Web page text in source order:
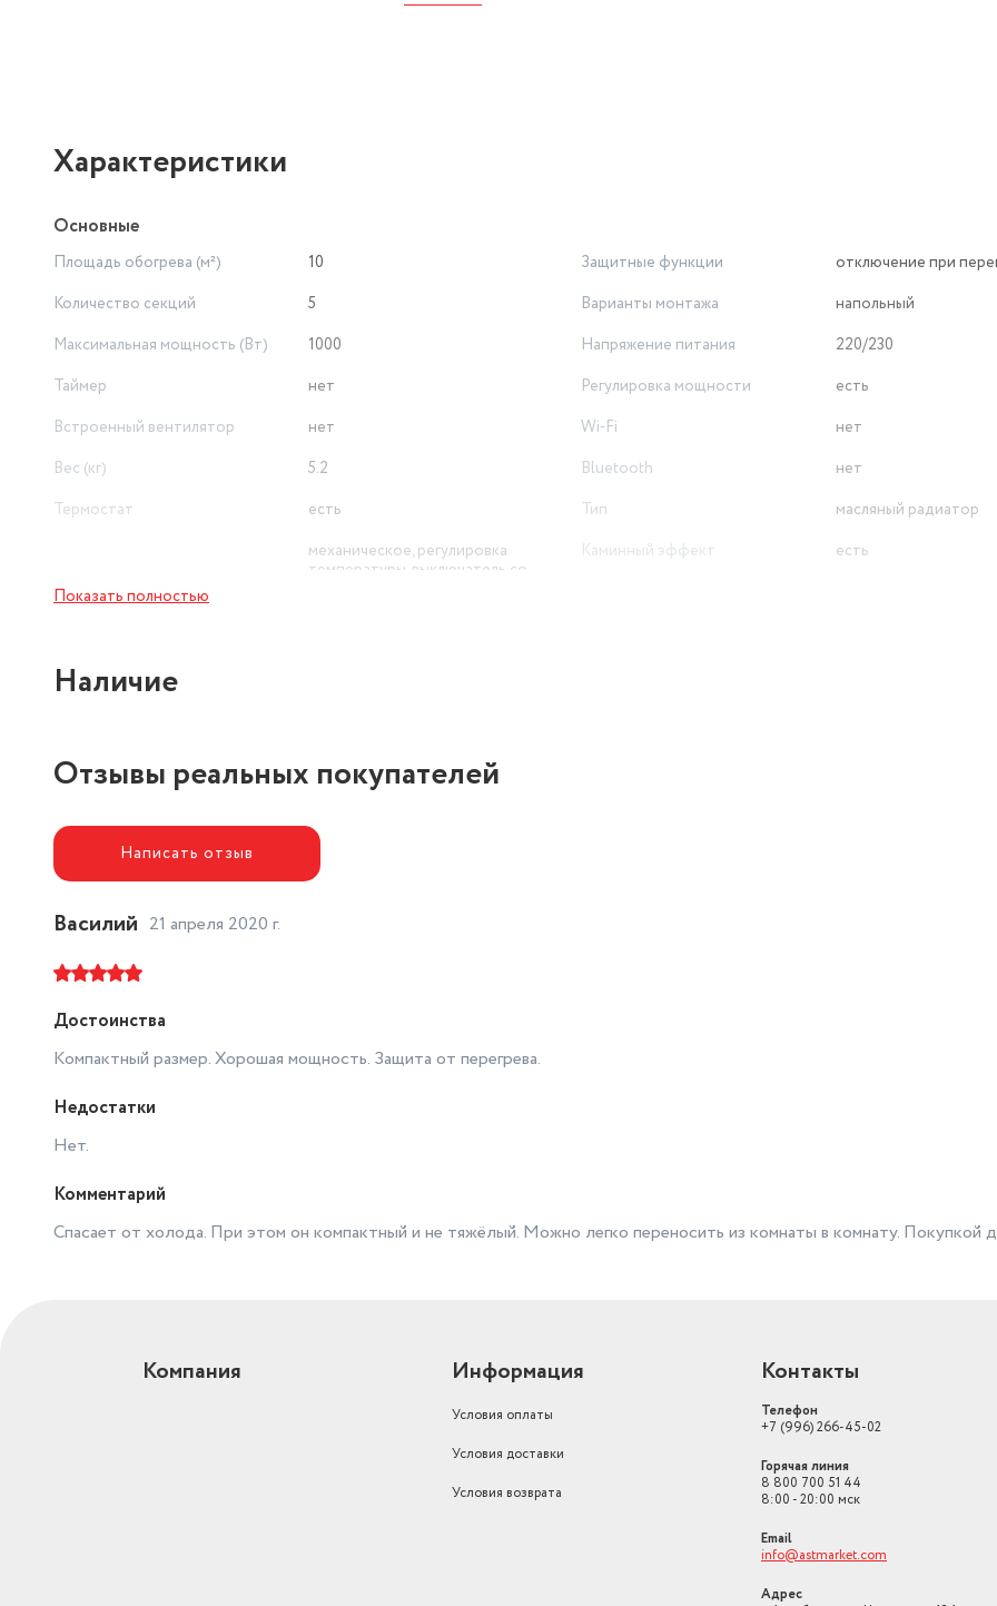
Характеристики
Основные
Площадь обогрева (м²)
10
Количество секций
5
Максимальная мощность (Вт)
1000
Таймер
нет
Встроенный вентилятор
нет
Вес (кг)
5.2
Термостат
есть
Управление
механическое, регулировка
температуры, выключатель со
Защитные функции
отключение при
Варианты монтажа
напольный
Напряжение питания
220/230
Регулировка мощности
есть
Wi-Fi
нет
Bluetooth
нет
Тип
масляный радиатор
Каминный эффект
есть
Показать полностью
Наличие
Отзывы реальных покупателей
Написать отзыв
Василий 21 апреля 2020 г.
Достоинства
Компактный размер. Хорошая мощность. Защита от перегрева.
Недостатки
Нет.
Комментарий
Спасает от холода. При этом он компактный и не тяжёлый. Можно легко переносить из комнаты в комнату. Покупкой
Компания Информация
Условия оплаты
Условия доставки
Условия возврата
Контакты
Телефон
+7 (996) 266-45-02
Горячая линия
8 800 700 51 44
8:00 - 20:00 мск
Email
info@astmarket.com
Адрес